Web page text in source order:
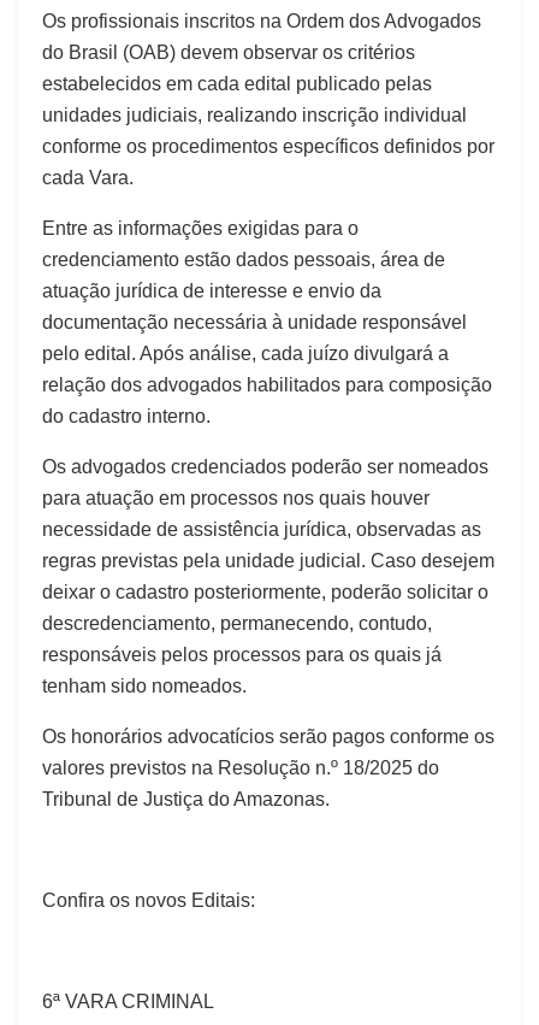
Os profissionais inscritos na Ordem dos Advogados
do Brasil (OAB) devem observar os critérios
estabelecidos em cada edital publicado pelas
unidades judiciais, realizando inscrição individual
conforme os procedimentos específicos definidos por
cada Vara.
Entre as informações exigidas para o
credenciamento estão dados pessoais, área de
atuação jurídica de interesse e envio da
documentação necessária à unidade responsável
pelo edital. Após análise, cada juízo divulgará a
relação dos advogados habilitados para composição
do cadastro interno.
Os advogados credenciados poderão ser nomeados
para atuação em processos nos quais houver
necessidade de assistência jurídica, observadas as
regras previstas pela unidade judicial. Caso desejem
deixar o cadastro posteriormente, poderão solicitar o
descredenciamento, permanecendo, contudo,
responsáveis pelos processos para os quais já
tenham sido nomeados.
Os honorários advocatícios serão pagos conforme os
valores previstos na Resolução n.º 18/2025 do
Tribunal de Justiça do Amazonas.
Confira os novos Editais:
6ª VARA CRIMINAL